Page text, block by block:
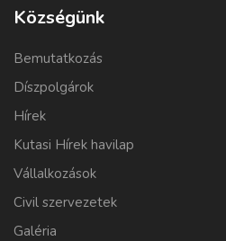
Községünk
Bemutatkozás
Díszpolgárok
Hírek
Kutasi Hírek havilap
Vállalkozások
Civil szervezetek
Galéria